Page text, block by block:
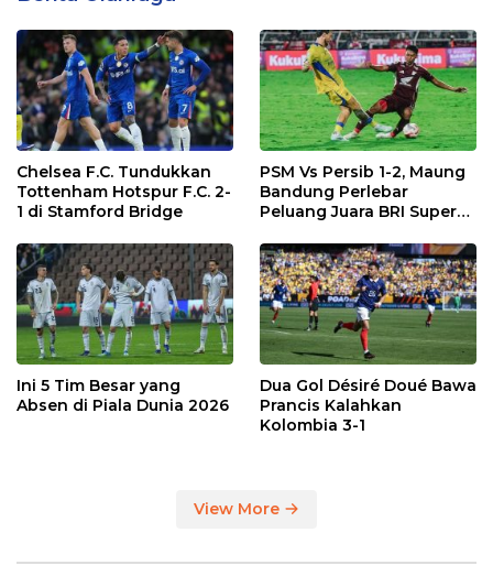
Chelsea F.C. Tundukkan
Tottenham Hotspur F.C. 2-
1 di Stamford Bridge
PSM Vs Persib 1-2, Maung
Bandung Perlebar
Peluang Juara BRI Super
Ini 5 Tim Besar yang
Absen di Piala Dunia 2026
Dua Gol Désiré Doué Bawa
Prancis Kalahkan
Kolombia 3-1
View More